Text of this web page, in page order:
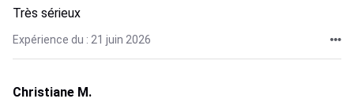
Très sérieux
Expérience du : 21 juin 2026
Christiane M.